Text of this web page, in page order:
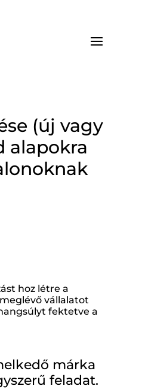
(új vagy
alapokra
hoz létre a
vállalatot
fektetve a
márka
feladat.